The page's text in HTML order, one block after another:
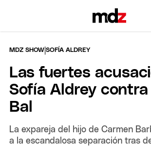
MDZ SHOW |SOFÍA ALDREY
Las fuertes
Sofía Aldrey contra
Bal
La expareja del hijo de Carmen
a la escandalosa separación tras